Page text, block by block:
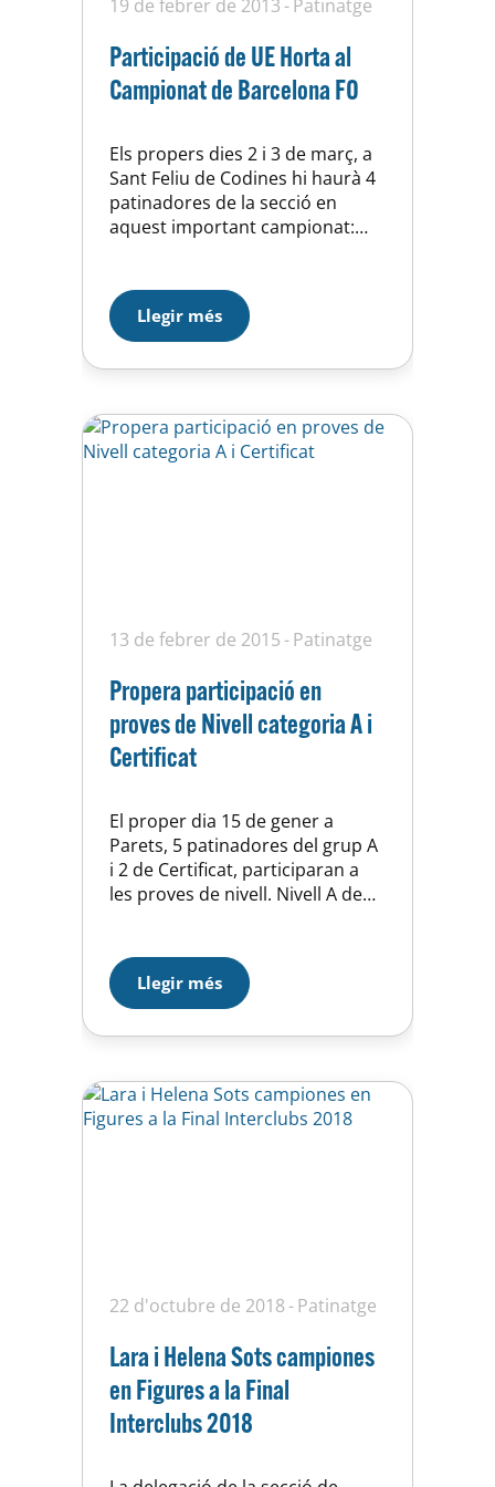
19 de febrer de 2013 Patinatge
Participació de UE Horta al
Campionat de Barcelona FO
Els propers dies 2 i 3 de març, a
Sant Feliu de Codines hi haurà 4
patinadores de la secció en
aquest important campionat:
juvenilXantal Ramírez i Sònia
Muñoz, en categoria Sènior
Nota: al calendari hi ha el Link de
la instal·lació
Llegir més
13 de febrer de 2015 Patinatge
Propera participació en
proves de Nivell categoria A i
Certificat
El proper dia 15 de gener a
Parets, 5 patinadores del grup A
i 2 de Certificat, participaran a
les proves de nivell. Nivell A de
Sebastián. Nivell A de Lliure: Laia
Pesquer. Nivell CTF de Lliure:
Patricia Boj i Mònica Cubells.
Molta sort a totes…
Llegir més
22 d'octubre de 2018 Patinatge
Lara i Helena Sots campiones
en Figures a la Final
Interclubs 2018